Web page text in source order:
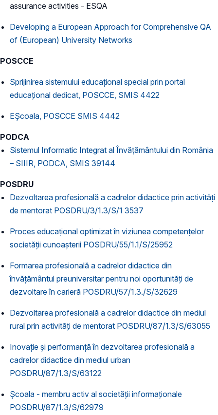
assurance activities - ESQA
Developing a European Approach for Comprehensive QA
of (European) University Networks
POSCCE
Sprijinirea sistemului educațional special prin portal
educațional dedicat, POSCCE, SMIS 4422
EŞcoala, POSCCE SMIS 4442
PODCA
Sistemul Informatic Integrat al Învăţământului din România
– SIIIR, PODCA, SMIS 39144
POSDRU
Dezvoltarea profesională a cadrelor didactice prin activități
de mentorat POSDRU/3/1.3/S/1 3537
Proces educațional optimizat în viziunea competențelor
societății cunoașterii POSDRU/55/1.1/S/25952
Formarea profesională a cadrelor didactice din
învăţământul preuniversitar pentru noi oportunităţi de
dezvoltare în carieră POSDRU/57/1.3./S/32629
Dezvoltarea profesională a cadrelor didactice din mediul
rural prin activități de mentorat POSDRU/87/1.3/S/63055
Inovație și performanță în dezvoltarea profesională a
cadrelor didactice din mediul urban
POSDRU/87/1.3/S/63122
Școala - membru activ al societății informaționale
POSDRU/87/1.3/S/62979